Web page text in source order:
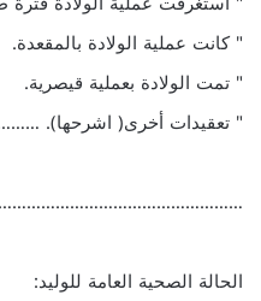
" كانت عملية
" تمت الولادة
" تعقيدات أخرى(
الحالة الصحية العامة للوليد: